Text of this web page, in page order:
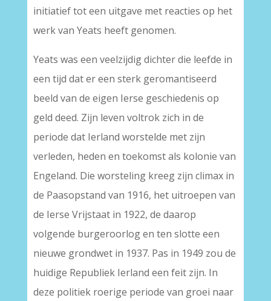
initiatief tot een uitgave met reacties op het
werk van Yeats heeft genomen.
Yeats was een veelzijdig dichter die leefde in
een tijd dat er een sterk geromantiseerd
beeld van de eigen Ierse geschiedenis op
geld deed. Zijn leven voltrok zich in de
periode dat Ierland worstelde met zijn
verleden, heden en toekomst als kolonie van
Engeland. Die worsteling kreeg zijn climax in
de Paasopstand van 1916, het uitroepen van
de Ierse Vrijstaat in 1922, de daarop
volgende burgeroorlog en ten slotte een
nieuwe grondwet in 1937. Pas in 1949 zou de
huidige Republiek Ierland een feit zijn. In
deze politiek roerige periode van groei naar